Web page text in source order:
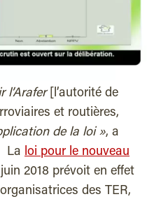
l’Arafer[l’autorité de
et routières,
de la loi », a
La loi pour le nouveau
2018 prévoit en effet
des TER,